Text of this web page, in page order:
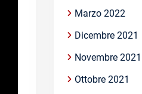
Marzo 2022
Dicembre 2021
Novembre 2021
Ottobre 2021